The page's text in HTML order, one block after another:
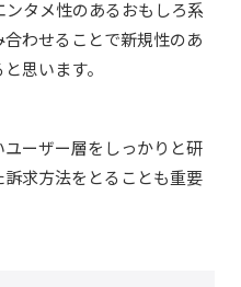
タメ性のあるおもしろ系
わせることで新規性のあ
思います。
ーザー層をしっかりと研
求方法をとることも重要